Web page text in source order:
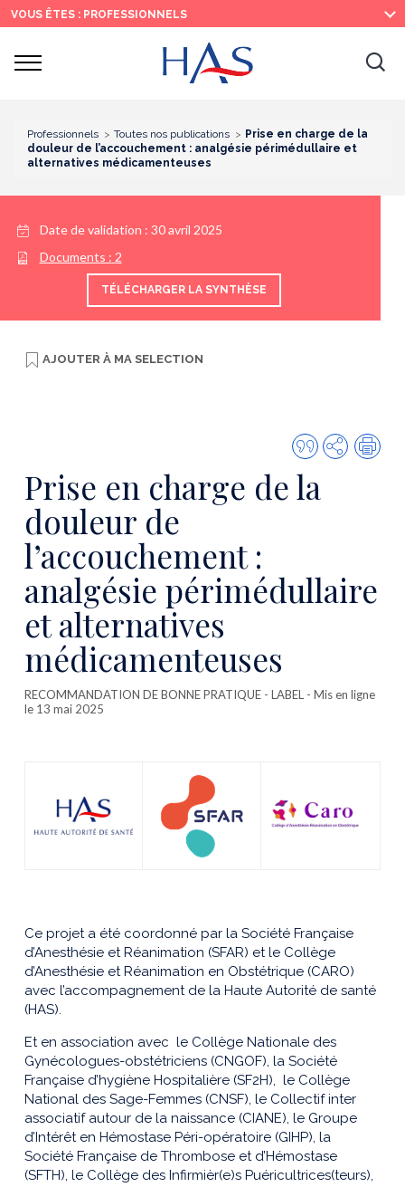
Recherche
Menu
principal
Contenu
principal
VOUS ÊTES : PROFESSIONNELS
Ouvrir
Professionnels Toutes nos publications
Prise en charge de la
douleur de l’accouchement : analgésie périmédullaire et
alternatives médicamenteuses
Date de validation : 30 avril 2025
Documents : 2
TÉLÉCHARGER LA SYNTHÈSE
AJOUTER À MA SELECTION
Citer
cette
publication
Partager
Prise en charge de la
douleur de
l’accouchement :
analgésie périmédullaire
et alternatives
médicamenteuses
RECOMMANDATION DE BONNE PRATIQUE - LABEL - Mis en ligne
le 13 mai 2025
Ce projet a été coordonné par la Société Française
d’Anesthésie et Réanimation (SFAR) et le Collège
d’Anesthésie et Réanimation en Obstétrique (CARO)
avec l’accompagnement de la Haute Autorité de santé
(HAS).
Et en association avec le Collège Nationale des
Gynécologues-obstétriciens (CNGOF), la Société
Française d’hygiène Hospitalière (SF2H), le Collège
National des Sage-Femmes (CNSF), le Collectif inter
associatif autour de la naissance (CIANE), le Groupe
d’Intérêt en Hémostase Péri-opératoire (GIHP), la
Société Française de Thrombose et d’Hémostase
(SFTH), le Collège des Infirmièr(e)s Puéricultrices(teurs),